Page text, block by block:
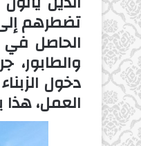
تضطرهم
دخول
العمل، هذا